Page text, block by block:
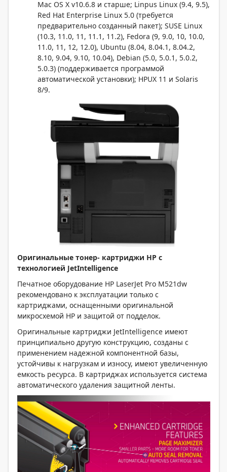
Mac OS X v10.6.8 и старше; Linpus Linux (9.4, 9.5),
Red Hat Enterprise Linux 5.0 (требуется
предварительно созданный пакет); SUSE Linux
(10.3, 11.0, 11, 11.1, 11.2), Fedora (9, 9.0, 10, 10.0,
11.0, 11, 12, 12.0), Ubuntu (8.04, 8.04.1, 8.04.2,
8.10, 9.04, 9.10, 10.04), Debian (5.0, 5.0.1, 5.0.2,
5.0.3) (поддерживается программой
автоматической установки); HPUX 11 и Solaris
8/9.
Оригинальные тонер- картриджи HP с
технологией JetIntelligence
Печатное оборудование HP LaserJet Pro M521dw
рекомендовано к эксплуатации только с
картриджами, оснащенными оригинальной
микросхемой HP и защитой от подделок.
Оригинальные картриджи JetIntelligence имеют
принципиально другую конструкцию, созданы с
применением надежной компонентной базы,
устойчивы к нагрузкам и износу, имеют увеличенную
емкость ресурса. В картриджах используется система
автоматического удаления защитной ленты.